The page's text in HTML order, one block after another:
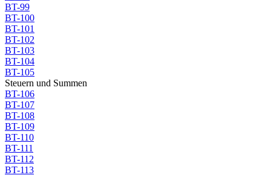
BT-99
BT-100
BT-101
BT-102
BT-103
BT-104
BT-105
Steuern und Summen
BT-106
BT-107
BT-108
BT-109
BT-110
BT-111
BT-112
BT-113